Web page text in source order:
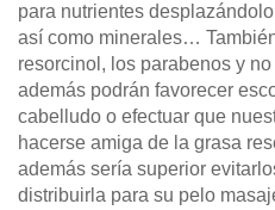
para nutrientes
así­ como minerales…
resorcinol, los parabenos y
además podrán favorecer
cabelludo o efectuar que
hacerse amiga de la grasa
además serí­a superior
distribuirla para su pelo